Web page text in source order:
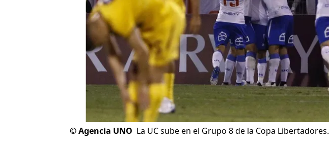
©Agencia UNO La UC sube en el Grupo 8 de la Copa Libertadores.